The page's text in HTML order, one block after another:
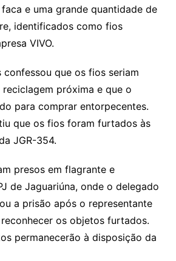
e uma grande quantidade de
identificados como fios
VIVO.
confessou que os fios seriam
próxima e que o
para comprar entorpecentes.
que os fios foram furtados às
JGR-354.
presos em flagrante e
de Jaguariúna, onde o delegado
a prisão após o representante
os objetos furtados.
permanecerão à disposição da